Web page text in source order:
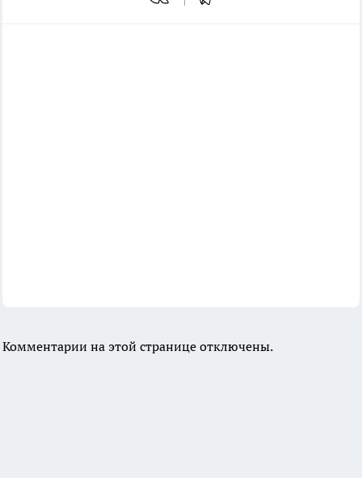
Комментарии на этой странице отключены.